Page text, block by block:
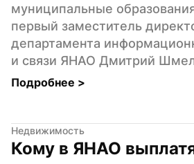
муниципальные
первый заместитель
департамента
и связи ЯНАО Дмитрий
Подробнее >
Недвижимость
Кому в ЯНАО